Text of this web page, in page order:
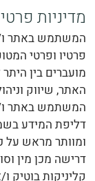
מדיניות
המשתמש באתר ו/
פרטיו ופרטי
מועברים בין
האתר, שיווק
המשתמש באתר ו/
דליפת המידע
ומוותר מראש על
דרישה מכן מין
קליניקות